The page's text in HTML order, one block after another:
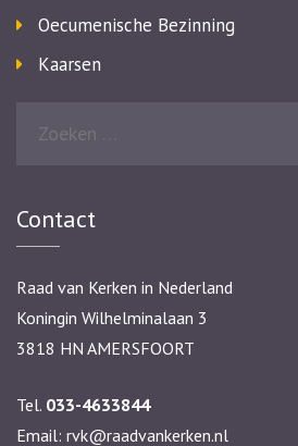
Oecumenische Bezinning
Kaarsen
Contact
Raad van Kerken in Nederland
Koningin Wilhelminalaan 3
3818 HN AMERSFOORT
Tel. 033-4633844
Email: rvk@raadvankerken.nl